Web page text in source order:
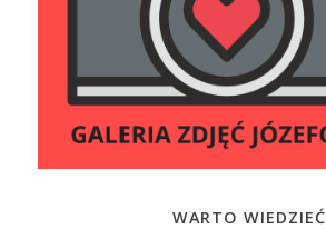
WARTO WIEDZIEĆ